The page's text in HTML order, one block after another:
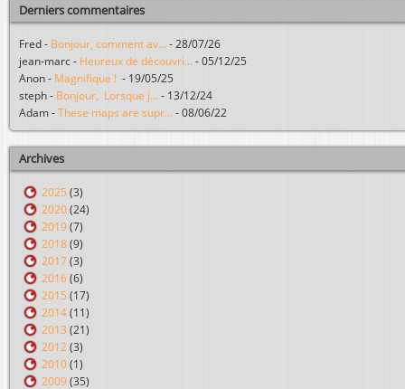
Derniers commentaires
Fred - Bonjour, comment av... - 28/07/26
jean-marc - Heureux de découvri... - 05/12/25
Anon - Magnifique ! - 19/05/25
steph - Bonjour, Lorsque j... - 13/12/24
Adam - These maps are supr... - 08/06/22
Archives
2025 (3)
2020 (24)
2019 (7)
2018 (9)
2017 (3)
2016 (6)
2015 (17)
2014 (11)
2013 (21)
2012 (3)
2010 (1)
2009 (35)